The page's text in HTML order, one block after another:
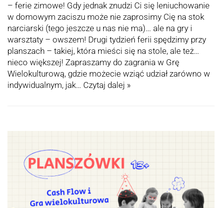
– ferie zimowe! Gdy jednak znudzi Ci się leniuchowanie
w domowym zaciszu może nie zaprosimy Cię na stok
narciarski (tego jeszcze u nas nie ma)… ale na gry i
warsztaty – owszem! Drugi tydzień ferii spędzimy przy
planszach – takiej, która mieści się na stole, ale też…
nieco większej! Zapraszamy do zagrania w Grę
Wielokulturową, gdzie możecie wziąć udział zarówno w
indywidualnym, jak… Czytaj dalej »